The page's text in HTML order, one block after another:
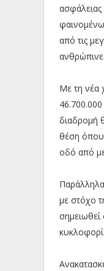
ασφάλειας
από τις
Με τη νέα
διαδρομή
θέση όπου
οδό από
με στόχο